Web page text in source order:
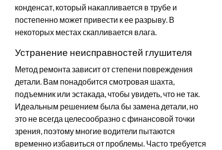
конденсат, который накапливается в трубе и
постепенно может привести к ее разрыву. В
некоторых местах скапливается влага.
Устранение неисправностей глушителя
Метод ремонта зависит от степени повреждения
детали. Вам понадобится смотровая шахта,
подъемник или эстакада, чтобы увидеть, что не так.
Идеальным решением была бы замена детали, но
это не всегда целесообразно с финансовой точки
зрения, поэтому многие водители пытаются
временно избавиться от проблемы. Часто требуется